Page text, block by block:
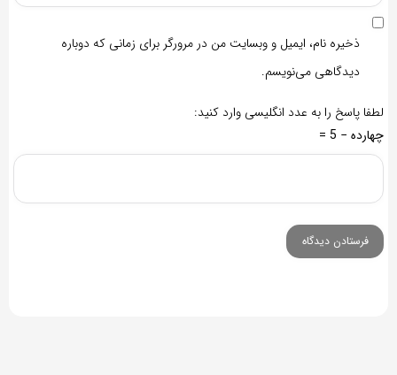
ذخیره نام، ایمیل و وبسایت من در مرورگر برای زمانی که دوباره
دیدگاهی می‌نویسم.
لطفا پاسخ را به عدد انگلیسی وارد کنید:
چهارده − 5 =